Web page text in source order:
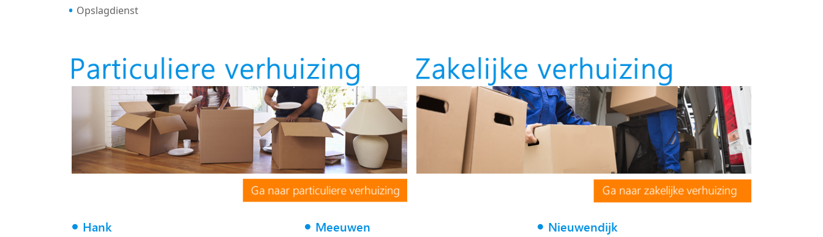
Opslagdienst
Hank
Meeuwen
Nieuwendijk